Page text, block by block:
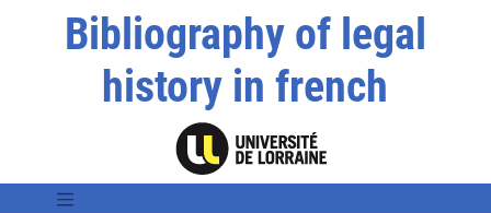
Bibliography of legal
history in french